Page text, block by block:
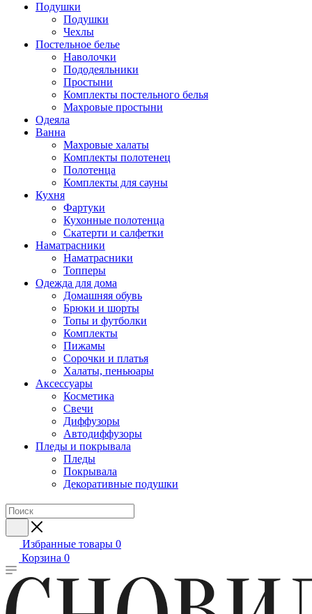
Подушки
Подушки
Чехлы
Постельное белье
Наволочки
Пододеяльники
Простыни
Комплекты постельного белья
Махровые простыни
Одеяла
Ванна
Махровые халаты
Комплекты полотенец
Полотенца
Комплекты для сауны
Кухня
Фартуки
Кухонные полотенца
Скатерти и салфетки
Наматрасники
Наматрасники
Топперы
Одежда для дома
Домашняя обувь
Брюки и шорты
Топы и футболки
Комплекты
Пижамы
Сорочки и платья
Халаты, пеньюары
Аксессуары
Косметика
Свечи
Диффузоры
Автодиффузоры
Пледы и покрывала
Пледы
Покрывала
Декоративные подушки
Избранные товары 0
Корзина 0